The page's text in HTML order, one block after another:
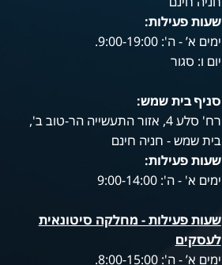
שעות פעילות:
ימים א’ - ה': 9:00-19:00.
יום ו: סגור
סניף בית שמש:
רח' סלע 4, אזור התעשייה הר-טוב ב',
בית שמש - חניה חינם
שעות פעילות:
ימים א' - ה': 9:00-14:00
שעות פעילות - מחלקה סיטונאית
לעסקים
ימים א’ - ה': 8:00-15:00.